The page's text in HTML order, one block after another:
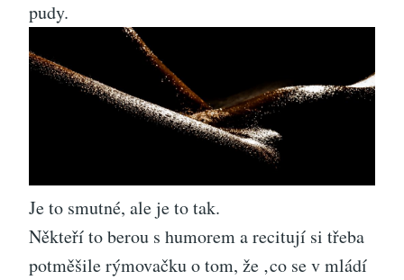
pudy.
Je to smutné, ale je to tak.
Někteří to berou s humorem a recitují si třeba
potměšile rýmovačku o tom, že ‚co se v mládí